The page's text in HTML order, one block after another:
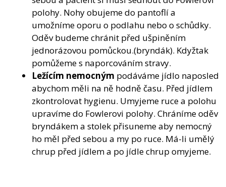
polohy. Nohy obujeme do pantoflí a
umožníme oporu o podlahu nebo o schůdky.
Oděv budeme chránit před ušpiněním
jednorázovou pomůckou.(bryndák). Kdyžtak
pomůžeme s naporcováním stravy.
Ležícím nemocným podáváme jídlo naposled
abychom měli na ně hodně času. Před jídlem
zkontrolovat hygienu. Umyjeme ruce a polohu
upravíme do Fowlerovi polohy. Chráníme oděv
bryndákem a stolek přisuneme aby nemocný
ho měl před sebou a my po ruce. Má-li umělý
chrup před jídlem a po jídle chrup omyjeme.